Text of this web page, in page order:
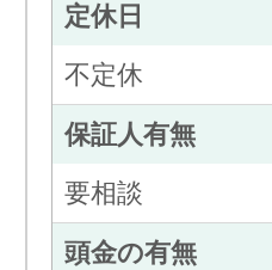
定休日
不定休
保証人有無
要相談
頭金の有無